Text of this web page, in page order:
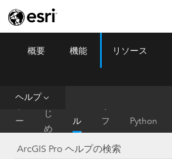
ArcGIS Pro Menu
概要 機能 リソース
ヘルプ
ー
ム
は
じ
め
に
ル
プ
フ
ァ
レ
Python